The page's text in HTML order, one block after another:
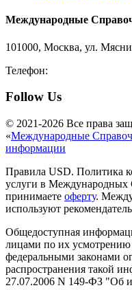
Международные
101000, Москва, ул.
Телефон:
Follow Us
© 2021-2026 Все права
«Международные
информации
Правила USD. Политика
услуги в
принимаете оферту.
используют
Общедоступная
лицами по их
федеральными законами
распространения такой
27.07.2006 N 149-ФЗ "Об